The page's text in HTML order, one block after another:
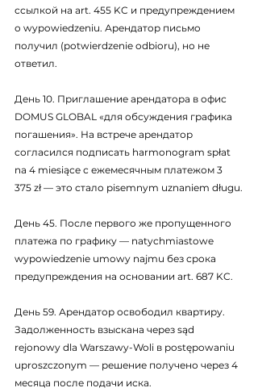
ссылкой на art. 455 KC и предупреждением
о wypowiedzeniu. Арендатор письмо
получил (potwierdzenie odbioru), но не
ответил.
День 10. Приглашение арендатора в офис
DOMUS GLOBAL «для обсуждения графика
погашения». На встрече арендатор
согласился подписать harmonogram spłat
na 4 miesiące с ежемесячным платежом 3
375 zł — это стало pisemnym uznaniem długu.
День 45. После первого же пропущенного
платежа по графику — natychmiastowe
wypowiedzenie umowy najmu без срока
предупреждения на основании art. 687 KC.
День 59. Арендатор освободил квартиру.
Задолженность взыскана через sąd
rejonowy dla Warszawy-Woli в postępowaniu
uproszczonym — решение получено через 4
месяца после подачи иска.